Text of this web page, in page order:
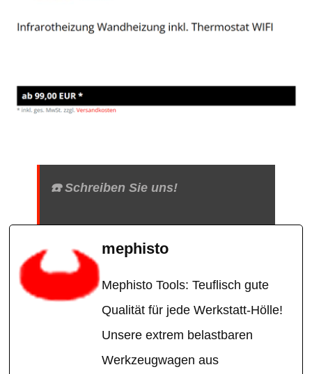
☎️ Schreiben Sie uns!
mephisto
Mephisto Tools: Teuflisch gute
Qualität für jede Werkstatt-Hölle!
Unsere extrem belastbaren
Werkzeugwagen aus